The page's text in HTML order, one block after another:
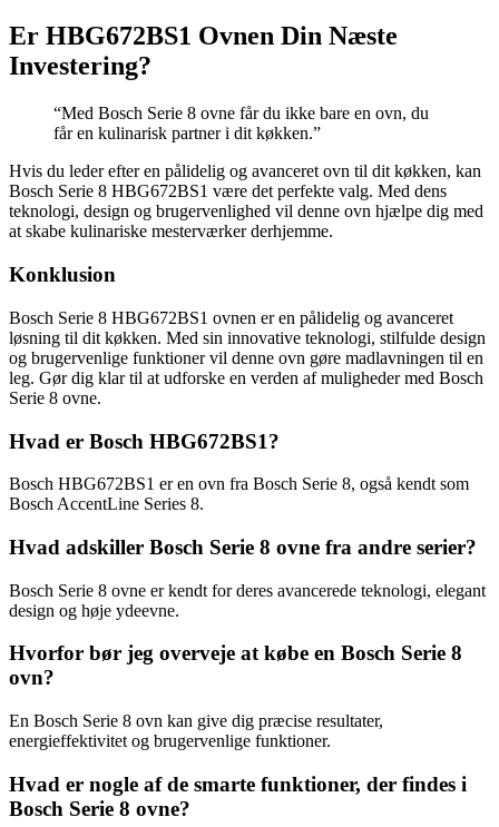
Er HBG672BS1 Ovnen Din Næste
Investering?
“Med Bosch Serie 8 ovne får du ikke bare en ovn, du
får en kulinarisk partner i dit køkken.”
Hvis du leder efter en pålidelig og avanceret ovn til dit køkken, kan
Bosch Serie 8 HBG672BS1 være det perfekte valg. Med dens
teknologi, design og brugervenlighed vil denne ovn hjælpe dig med
at skabe kulinariske mesterværker derhjemme.
Konklusion
Bosch Serie 8 HBG672BS1 ovnen er en pålidelig og avanceret
løsning til dit køkken. Med sin innovative teknologi, stilfulde design
og brugervenlige funktioner vil denne ovn gøre madlavningen til en
leg. Gør dig klar til at udforske en verden af muligheder med Bosch
Serie 8 ovne.
Hvad er Bosch HBG672BS1?
Bosch HBG672BS1 er en ovn fra Bosch Serie 8, også kendt som
Bosch AccentLine Series 8.
Hvad adskiller Bosch Serie 8 ovne fra andre serier?
Bosch Serie 8 ovne er kendt for deres avancerede teknologi, elegant
design og høje ydeevne.
Hvorfor bør jeg overveje at købe en Bosch Serie 8
ovn?
En Bosch Serie 8 ovn kan give dig præcise resultater,
energieffektivitet og brugervenlige funktioner.
Hvad er nogle af de smarte funktioner, der findes i
Bosch Serie 8 ovne?